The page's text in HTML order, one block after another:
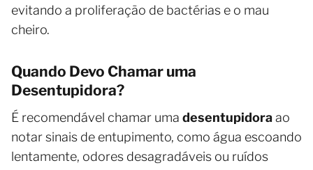
evitando a proliferação de bactérias e o mau
cheiro.
Quando Devo Chamar uma
Desentupidora?
É recomendável chamar uma desentupidoraao
notar sinais de entupimento, como água escoando
lentamente, odores desagradáveis ou ruídos